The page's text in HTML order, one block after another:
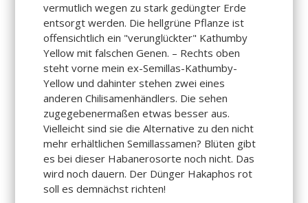
vermutlich wegen zu stark gedüngter Erde
entsorgt werden. Die hellgrüne Pflanze ist
offensichtlich ein "verunglückter" Kathumby
Yellow mit falschen Genen. – Rechts oben
steht vorne mein ex-Semillas-Kathumby-
Yellow und dahinter stehen zwei eines
anderen Chilisamenhändlers. Die sehen
zugegebenermaßen etwas besser aus.
Vielleicht sind sie die Alternative zu den nicht
mehr erhältlichen Semillassamen? Blüten gibt
es bei dieser Habanerosorte noch nicht. Das
wird noch dauern. Der Dünger Hakaphos rot
soll es demnächst richten!